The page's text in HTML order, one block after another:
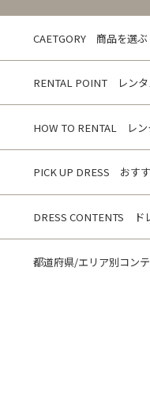
CAETGORY 商品を選ぶ
RENTAL POINT レンタ
HOW TO RENTAL レン
PICK UP DRESS おす
DRESS CONTENTS ド
都道府県/エリア別コン